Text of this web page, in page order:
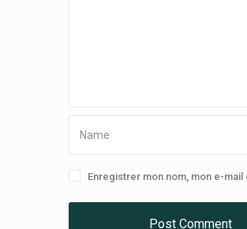
Enregistrer mon nom, mon e-